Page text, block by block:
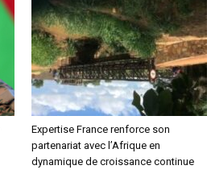
Expertise France renforce son
partenariat avec l’Afrique en
dynamique de croissance continue